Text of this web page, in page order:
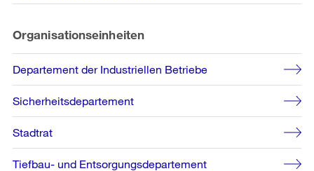
Organisationseinheiten
Departement der Industriellen Betriebe
Sicherheitsdepartement
Stadtrat
Tiefbau- und Entsorgungsdepartement